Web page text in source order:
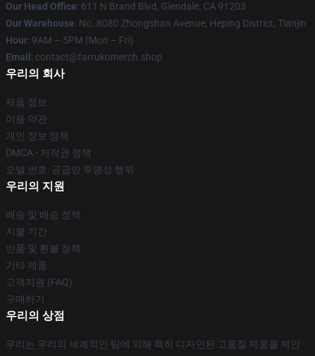
Our Head Office: 611 N Brand Blvd, Glendale, CA 91203
Our Warehouse: No. 8080 Zhongshan Avenue, Heping District, Tianjin
Hour: 9AM – 5PM (Mon – Fri)
Email : contact@farrukomerch.shop
우리의 회사
제품 정보
이용 약관
개인 정보 정책
DMCA - 저작권 정책
모델 번호: 공급망 투명성 행위
우리의 지원
배송 및 배송 정책
지불 기간
반품 및 환불 정책
기타 제품
고객지원 (FAQ)
구매하기
우리의 상점
우리는 우리의 세계적인 팀에 의해 특히 디자인된 고품질 제품을 제안